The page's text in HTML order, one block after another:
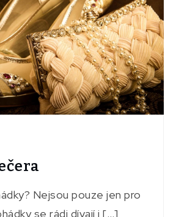
Nejsou pouze jen pro
se rádi dívají i […]